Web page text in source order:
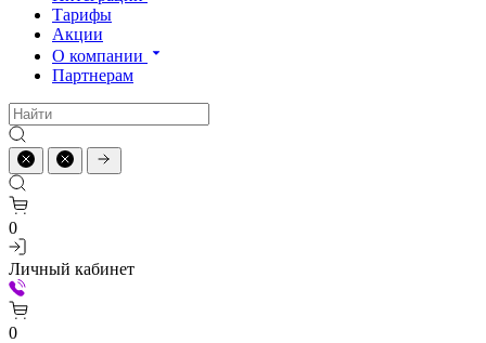
Тарифы
Акции
О компании
Партнерам
0
Личный кабинет
0